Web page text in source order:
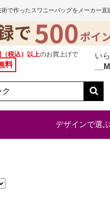
で作ったスワニーバッグをメーカー直
税込）以上のお買上げで
料
い
デザインで選ぶ